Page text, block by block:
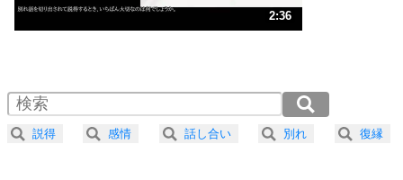
人生、なんとかなるもの。
気楽に生きる30の方法
4 器の大きい人は、怒りを優しさで表現する。
プラス思考
2:36
2.0倍速 （307KB 1分18秒）
2.5倍速 （246KB 1分2秒）
3.0倍速 （205KB 52秒）
説得 感情 話し合い 別れ 復縁